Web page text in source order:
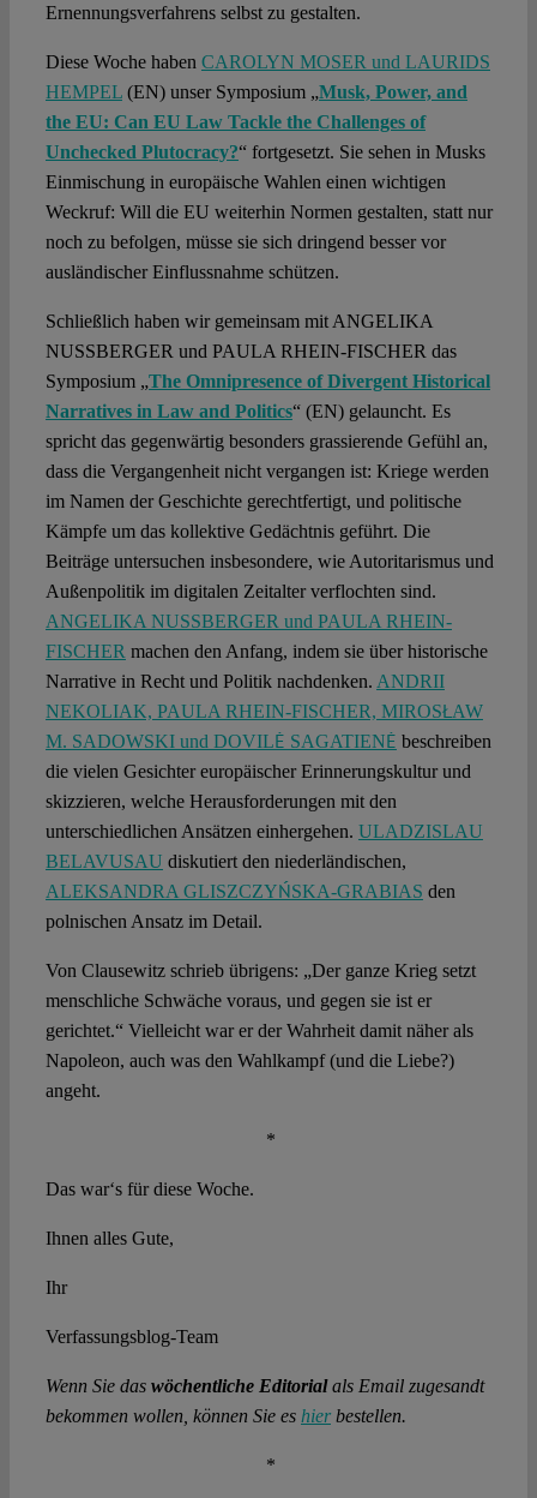
Ernennungsverfahrens selbst zu gestalten.
Diese Woche haben CAROLYN MOSER und LAURIDS
HEMPEL(EN) unser Symposium „Musk, Power, and
the EU: Can EU Law Tackle the Challenges of
Unchecked Plutocracy?“ fortgesetzt. Sie sehen in Musks
Einmischung in europäische Wahlen einen wichtigen
Weckruf: Will die EU weiterhin Normen gestalten, statt nur
noch zu befolgen, müsse sie sich dringend besser vor
ausländischer Einflussnahme schützen.
Schließlich haben wir gemeinsam mit ANGELIKA
NUSSBERGER und PAULA RHEIN-FISCHER das
Symposium „The Omnipresence of Divergent Historical
Narratives in Law and Politics“ (EN) gelauncht. Es
spricht das gegenwärtig besonders grassierende Gefühl an,
dass die Vergangenheit nicht vergangen ist: Kriege werden
im Namen der Geschichte gerechtfertigt, und politische
Kämpfe um das kollektive Gedächtnis geführt. Die
Beiträge untersuchen insbesondere, wie Autoritarismus und
Außenpolitik im digitalen Zeitalter verflochten sind.
ANGELIKA NUSSBERGER und PAULA RHEIN-
FISCHER machen den Anfang, indem sie über historische
Narrative in Recht und Politik nachdenken. ANDRII
NEKOLIAK, PAULA RHEIN-FISCHER, MIROSŁAW
M. SADOWSKI und DOVILĖ SAGATIENĖ beschreiben
die vielen Gesichter europäischer Erinnerungskultur und
skizzieren, welche Herausforderungen mit den
unterschiedlichen Ansätzen einhergehen. ULADZISLAU
BELAVUSAU diskutiert den niederländischen,
ALEKSANDRA GLISZCZYŃSKA-GRABIAS den
polnischen Ansatz im Detail.
Von Clausewitz schrieb übrigens: „Der ganze Krieg setzt
menschliche Schwäche voraus, und gegen sie ist er
gerichtet.“ Vielleicht war er der Wahrheit damit näher als
Napoleon, auch was den Wahlkampf (und die Liebe?)
angeht.
*
Das war‘s für diese Woche.
Ihnen alles Gute,
Ihr
Verfassungsblog-Team
Wenn Sie das wöchentliche Editorialals Email zugesandt
bekommen wollen, können Sie es hierbestellen.
*